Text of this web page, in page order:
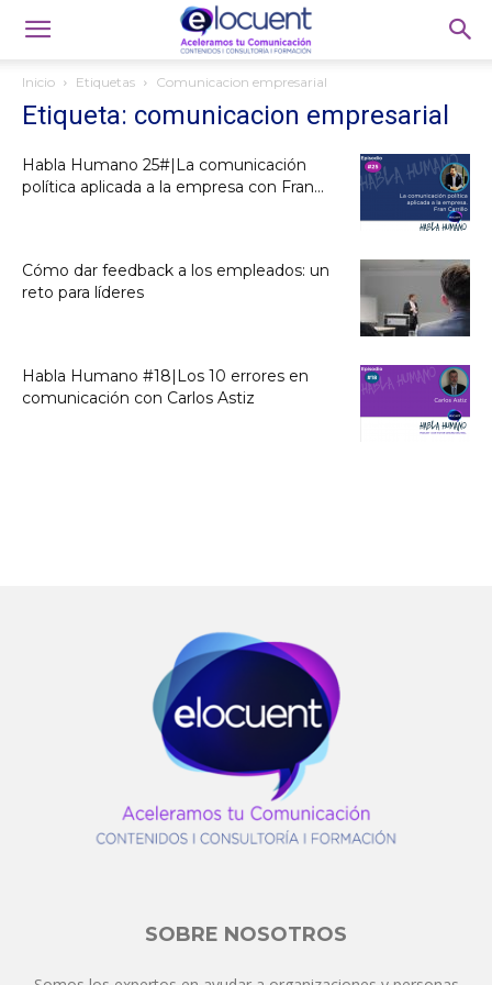
Inicio Etiquetas Comunicacion empresarial
Etiqueta: comunicacion empresarial
Habla Humano 25#|La comunicación
política aplicada a la empresa con Fran...
Cómo dar feedback a los empleados: un
reto para líderes
Habla Humano #18|Los 10 errores en
comunicación con Carlos Astiz
SOBRE NOSOTROS